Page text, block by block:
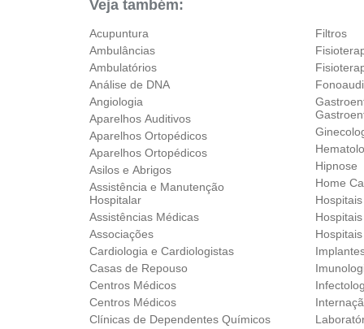
Veja também:
Acupuntura
Ambulâncias
Ambulatórios
Análise de DNA
Angiologia
Aparelhos Auditivos
Aparelhos Ortopédicos‎
Aparelhos Ortopédicos‎
Asilos e Abrigos
Assistência e Manutenção
Hospitalar
Assistências Médicas
Associações
Cardiologia e Cardiologistas
Casas de Repouso
Centros Médicos
Centros Médicos
Clínicas de Dependentes Químicos
Filtros
Hipnose
Home